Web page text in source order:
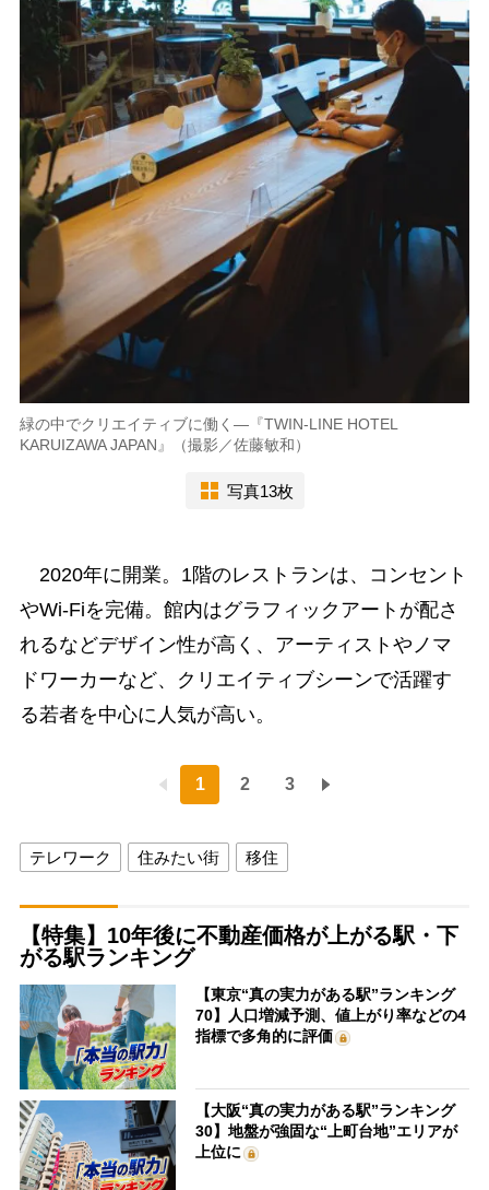
緑の中でクリエイティブに働く―『TWIN-LINE HOTEL
KARUIZAWA JAPAN』（撮影／佐藤敏和）
写真13枚
2020年に開業。1階のレストランは、コンセント
やWi-Fiを完備。館内はグラフィックアートが配さ
れるなどデザイン性が高く、アーティストやノマ
ドワーカーなど、クリエイティブシーンで活躍す
る若者を中心に人気が高い。
1 2 3
テレワーク 住みたい街 移住
【特集】10年後に不動産価格が上がる駅・下
がる駅ランキング
【東京“真の実力がある駅”ランキング
70】人口増減予測、値上がり率などの4
指標で多角的に評価
【大阪“真の実力がある駅”ランキング
30】地盤が強固な“上町台地”エリアが
上位に